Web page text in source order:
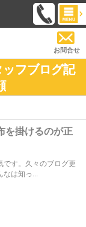
お問合せ
フブログ記
を掛けるのが正
す。久々のブログ更
なは知っ...